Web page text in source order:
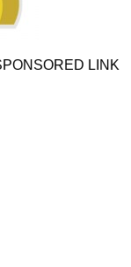
LINK